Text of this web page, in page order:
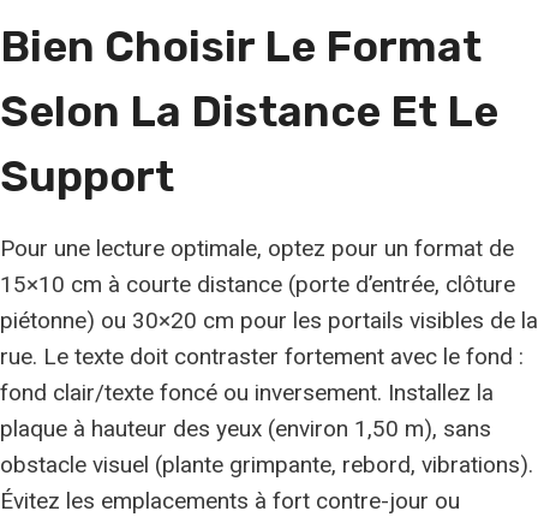
Bien Choisir Le Format
Selon La Distance Et Le
Support
Pour une lecture optimale, optez pour un format de
15×10 cm à courte distance (porte d’entrée, clôture
piétonne) ou 30×20 cm pour les portails visibles de la
rue. Le texte doit contraster fortement avec le fond :
fond clair/texte foncé ou inversement. Installez la
plaque à hauteur des yeux (environ 1,50 m), sans
obstacle visuel (plante grimpante, rebord, vibrations).
Évitez les emplacements à fort contre-jour ou